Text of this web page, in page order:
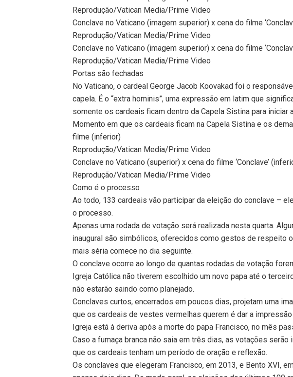
Reprodução/Vatican Media/Prime Video
Conclave no Vaticano (imagem superior) x cena do filme
Reprodução/Vatican Media/Prime Video
Conclave no Vaticano (imagem superior) x cena do filme
Reprodução/Vatican Media/Prime Video
Portas são fechadas
No Vaticano, o cardeal George Jacob Koovakad foi o
capela. É o “extra hominis”, uma expressão em latim que
somente os cardeais ficam dentro da Capela Sistina para iniciar
Momento em que os cardeais ficam na Capela Sistina e os
filme (inferior)
Reprodução/Vatican Media/Prime Video
Conclave no Vaticano (superior) x cena do filme ‘Conclave’
Reprodução/Vatican Media/Prime Video
Como é o processo
Ao todo, 133 cardeais vão participar da eleição do conclave –
o processo.
Apenas uma rodada de votação será realizada nesta quarta.
inaugural são simbólicos, oferecidos como gestos de respeito
mais séria comece no dia seguinte.
O conclave ocorre ao longo de quantas rodadas de votação
Igreja Católica não tiverem escolhido um novo papa até o
não estarão saindo como planejado.
Conclaves curtos, encerrados em poucos dias, projetam uma
que os cardeais de vestes vermelhas querem é dar a
Igreja está à deriva após a morte do papa Francisco, no mês
Caso a fumaça branca não saia em três dias, as votações
que os cardeais tenham um período de oração e reflexão.
Os conclaves que elegeram Francisco, em 2013, e Bento XVI,